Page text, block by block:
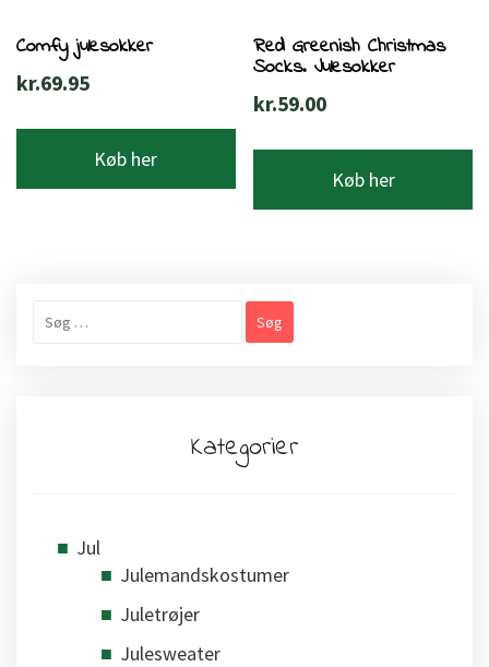
Comfy julesokker
kr.69.95
Køb her
Red Greenish Christmas
Socks. Julesokker
kr.59.00
Køb her
efter:
Kategorier
Jul
Julemandskostumer
Juletrøjer
Julesweater